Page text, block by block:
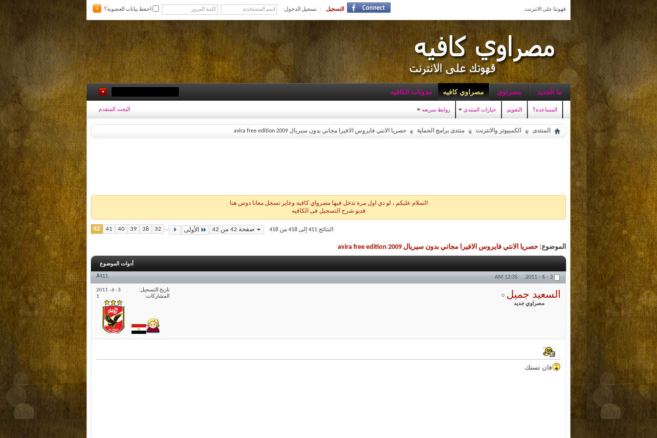
قهوتنا على الانترنت التسجيل تسجيل الدخول: احفظ بيانات العضوية؟
ما الجديد مصراوي مصراوي كافيه
المساعدة؟ التقويم خيارات المنتدى روابط سريعه
مدونات الكافيه
البحث المتقدم
المنتدى الكمبيوتر والانترنت منتدى برامج الحماية حصريا الانتي فايروس الافيرا مجاني بدون سيريال avira free edition 2009
السلام عليكم ، لو دي اول مرة تدخل فيها مصرواي كافيه وعايز تسجل معانا دوس هنا
فديو شرح التسجيل فى الكافيه
صفحة 42 من 42 الأولى ...
32
38
39
40
41
42 النتائج 411 إلى 418 من 418
الموضوع: حصريا الانتي فايروس الافيرا مجاني بدون سيريال avira free edition 2009
أدوات الموضوع
3 - 6 - 2011,
12:35 AM
#411
السعيد جميل
مصراوي جديد
تاريخ التسجيل
3 - 6 - 2011
المشاركات
1
فان تستك